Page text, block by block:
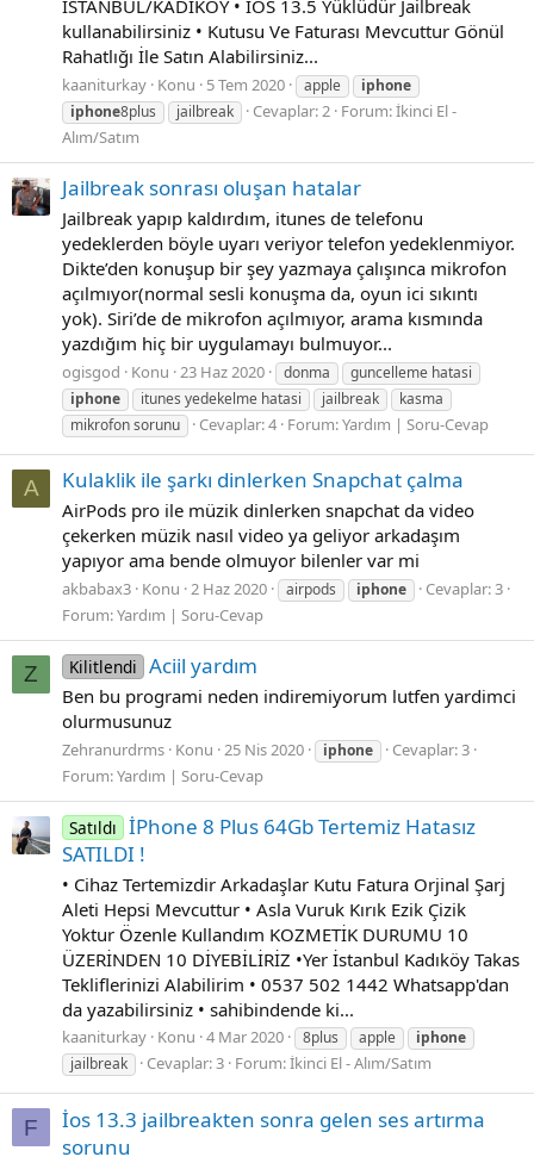
İSTANBUL/KADIKÖY • İOS 13.5 Yüklüdür Jailbreak
kullanabilirsiniz • Kutusu Ve Faturası Mevcuttur Gönül
Rahatlığı İle Satın Alabilirsiniz...
kaaniturkay Konu 5 Tem 2020 apple
iphone
iphone8plus jailbreak Cevaplar: 2 Forum:İkinci El -
Alım/Satım
Jailbreak sonrası oluşan hatalar
Jailbreak yapıp kaldırdım, itunes de telefonu
yedeklerden böyle uyarı veriyor telefon yedeklenmiyor.
Dikte’den konuşup bir şey yazmaya çalışınca mikrofon
açılmıyor(normal sesli konuşma da, oyun ici sıkıntı
yok). Siri’de de mikrofon açılmıyor, arama kısmında
yazdığım hiç bir uygulamayı bulmuyor...
ogisgod Konu 23 Haz 2020 donma
guncelleme hatasi
iphone
itunes yedekelme hatasi jailbreak
kasma
mikrofon sorunu
Cevaplar: 4 Forum:Yardım | Soru-Cevap
A Kulaklik ile şarkı dinlerken Snapchat çalma
AirPods pro ile müzik dinlerken snapchat da video
çekerken müzik nasıl video ya geliyor arkadaşım
yapıyor ama bende olmuyor bilenler var mi
akbabax3 Konu 2 Haz 2020 airpods iphone
Cevaplar: 3
Forum:Yardım | Soru-Cevap
Z Kilitlendi Aciil yardım
Ben bu programi neden indiremiyorum lutfen yardimci
olurmusunuz
Zehranurdrms Konu 25 Nis 2020 iphone
Cevaplar: 3
Forum:Yardım | Soru-Cevap
Satıldı İPhone 8 Plus 64Gb Tertemiz Hatasız
SATILDI !
• Cihaz Tertemizdir Arkadaşlar Kutu Fatura Orjinal Şarj
Aleti Hepsi Mevcuttur • Asla Vuruk Kırık Ezik Çizik
Yoktur Özenle Kullandım KOZMETİK DURUMU 10
ÜZERİNDEN 10 DİYEBİLİRİZ •Yer İstanbul Kadıköy Takas
Tekliflerinizi Alabilirim • 0537 502 1442 Whatsapp'dan
da yazabilirsiniz • sahibindende ki...
kaaniturkay Konu 4 Mar 2020 8plus apple
iphone
jailbreak
Cevaplar: 3 Forum:İkinci El - Alım/Satım
F
İos 13.3 jailbreakten sonra gelen ses artırma
sorunu